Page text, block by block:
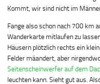
Kommt, wir sind nicht im
Fange also schon nach 700 km
Wanderkarte mitlaufen zu
Häusern plötzlich rechts ein
Felder mäandert, aber
Seitenscheinwerfer auf dem
leuchten kann. Sieht gut aus.